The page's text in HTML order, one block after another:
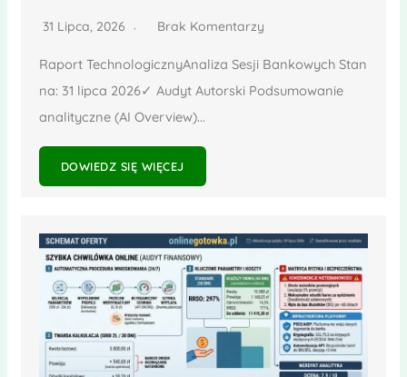
31 Lipca, 2026 Brak Komentarzy
Raport TechnologicznyAnaliza Sesji Bankowych Stan
na: 31 lipca 2026✓ Audyt Autorski Podsumowanie
analityczne (AI Overview)...
DOWIEDZ SIĘ WIĘCEJ